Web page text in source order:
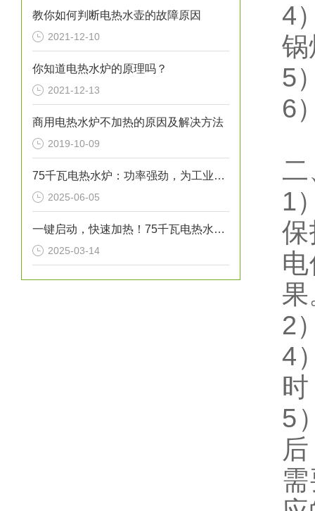
教你如何判断电热水壶的故障原因
2021-12-10
你知道电热水炉的原理吗？
2021-12-13
商用电热水炉不加热的原因及解决方法
2019-10-09
75千瓦电热水炉：功率强劲，为工业生产提供稳定热水源！
2025-06-05
一键启动，快速加热！75千瓦电热水炉打造高效热水解决方案！
2025-03-14
4
锅
5
6
1
果
2
4
5